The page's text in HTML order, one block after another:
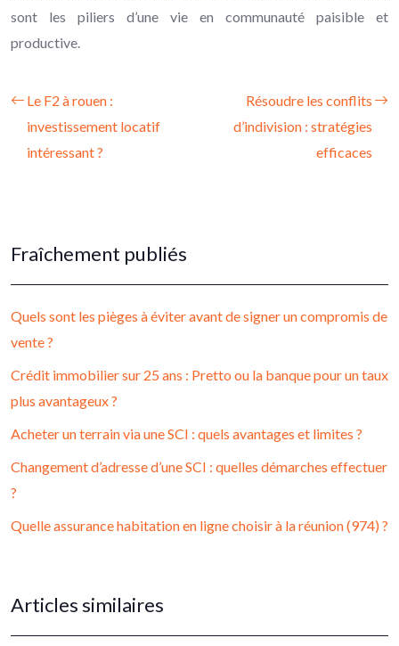
sont les piliers d’une vie en communauté paisible et
productive.
Le F2 à rouen :
investissement locatif
intéressant ?
Résoudre les conflits
d’indivision : stratégies
efficaces
Fraîchement publiés
Quels sont les pièges à éviter avant de signer un compromis de
vente ?
Crédit immobilier sur 25 ans : Pretto ou la banque pour un taux
plus avantageux ?
Acheter un terrain via une SCI : quels avantages et limites ?
Changement d’adresse d’une SCI : quelles démarches effectuer
?
Quelle assurance habitation en ligne choisir à la réunion (974) ?
Articles similaires